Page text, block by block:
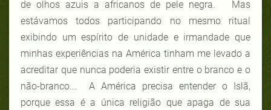
de olhos azuis a africanos de pele negra. Mas
estávamos todos participando no mesmo ritual
exibindo um espírito de unidade e irmandade que
minhas experiências na América tinham me levado a
acreditar que nunca poderia existir entre o branco e o
não-branco... A América precisa entender o Islã,
porque essa é a única religião que apaga de sua